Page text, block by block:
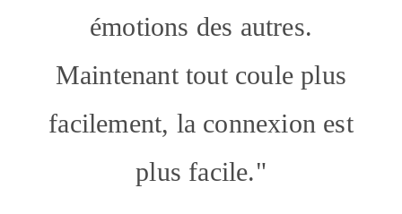
émotions des autres.
Maintenant tout coule plus
facilement, la connexion est
plus facile."